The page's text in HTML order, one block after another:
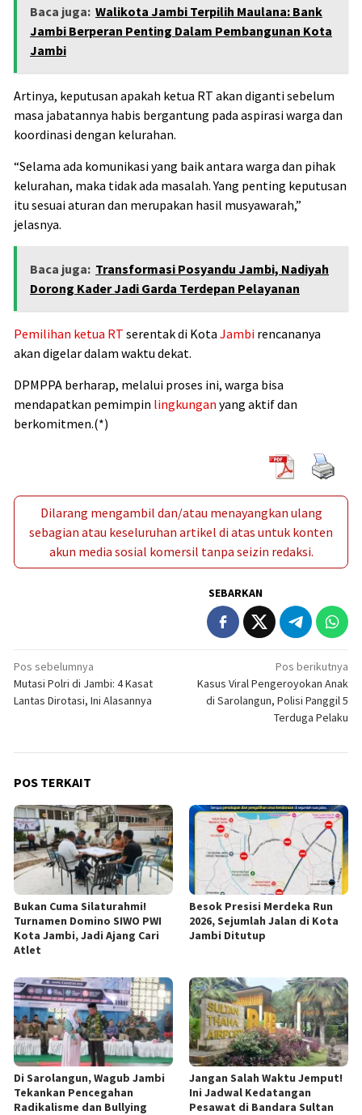
Baca juga: Walikota Jambi Terpilih Maulana: Bank
Jambi Berperan Penting Dalam Pembangunan Kota
Jambi
Artinya, keputusan apakah ketua RT akan diganti sebelum
masa jabatannya habis bergantung pada aspirasi warga dan
koordinasi dengan kelurahan.
“Selama ada komunikasi yang baik antara warga dan pihak
kelurahan, maka tidak ada masalah. Yang penting keputusan
itu sesuai aturan dan merupakan hasil musyawarah,”
jelasnya.
Baca juga: Transformasi Posyandu Jambi, Nadiyah
Dorong Kader Jadi Garda Terdepan Pelayanan
Pemilihan ketua RT serentak di Kota Jambi rencananya
akan digelar dalam waktu dekat.
DPMPPA berharap, melalui proses ini, warga bisa
mendapatkan pemimpin lingkungan yang aktif dan
berkomitmen.(*)
Dilarang mengambil dan/atau menayangkan ulang
sebagian atau keseluruhan artikel di atas untuk konten
akun media sosial komersil tanpa seizin redaksi.
SEBARKAN
Navigasi
pos
Pos sebelumnya
Mutasi Polri di Jambi: 4 Kasat
Lantas Dirotasi, Ini Alasannya
Pos berikutnya
Kasus Viral Pengeroyokan Anak
di Sarolangun, Polisi Panggil 5
Terduga Pelaku
POS TERKAIT
Bukan Cuma Silaturahmi!
Turnamen Domino SIWO PWI
Kota Jambi, Jadi Ajang Cari
Atlet
Besok Presisi Merdeka Run
2026, Sejumlah Jalan di Kota
Jambi Ditutup
Di Sarolangun, Wagub Jambi
Tekankan Pencegahan
Radikalisme dan Bullying
Jangan Salah Waktu Jemput!
Ini Jadwal Kedatangan
Pesawat di Bandara Sultan